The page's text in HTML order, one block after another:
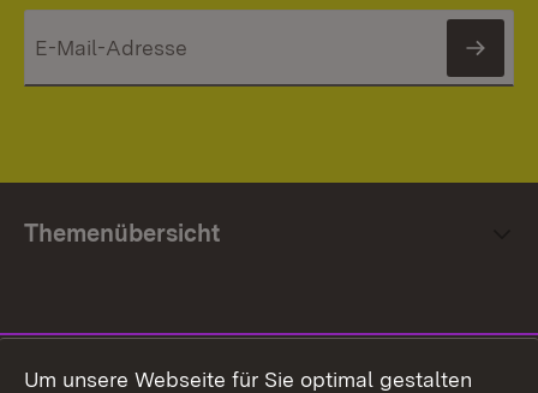
Themenübersicht
Um unsere Webseite für Sie optimal gestalten